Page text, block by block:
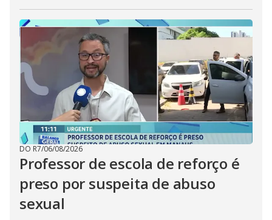
DO R7/06/08/2026
Professor de escola de reforço é
preso por suspeita de abuso
sexual